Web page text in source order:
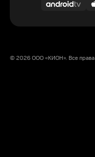
© 2026 ООО «КИОН». Все